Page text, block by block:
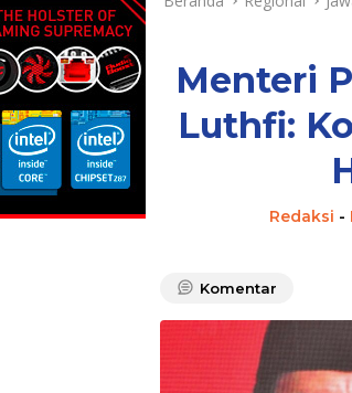
Menteri
Luthfi:
Redaksi -
Komentar